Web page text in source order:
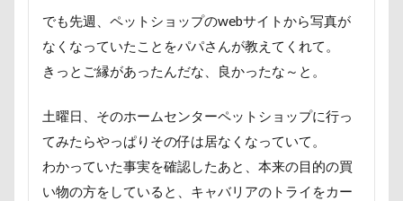
キャバリアブランケット
キャバリーマンスタイ
キャバリア本
キャバリア服
キャバリアレスキュー隊
キャバリアミーティング2018
でも先週、ペットショップのwebサイトから写真が
なくなっていたことをパパさんが教えてくれて。
きっとご縁があったんだな、良かったな～と。
土曜日、そのホームセンターペットショップに行っ
てみたらやっぱりその仔は居なくなっていて。
わかっていた事実を確認したあと、本来の目的の買
い物の方をしていると、キャバリアのトライをカー
吐いた
名護市 夕食
多頭飼い記念日
宇宙兄弟
子犬のワルツ
嬬恋村
妖怪アンテナ
奇跡体験！アンビリーバボー
太閤山ランド
天狗山プレイランド
夢の島